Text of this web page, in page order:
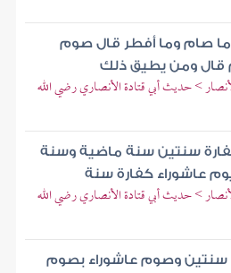
ما صام وما أفطر قال صوم
قال ومن يطيق ذلك
> حديث أبي قتادة الأنصاري رضي الله
سنتين سنة ماضية وسنة
عاشوراء كفارة سنة
> حديث أبي قتادة الأنصاري رضي الله
وصوم عاشوراء بصوم